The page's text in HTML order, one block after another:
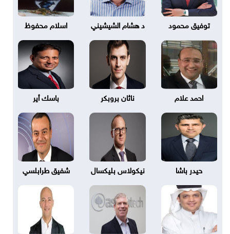
توفيق محمود د هشام الشيشيني اسلام محفوظ
احمد علام ناثان بروبكر باسك أير
حيدر باشا نيكولاس بليكسال شفيق طرابلسي